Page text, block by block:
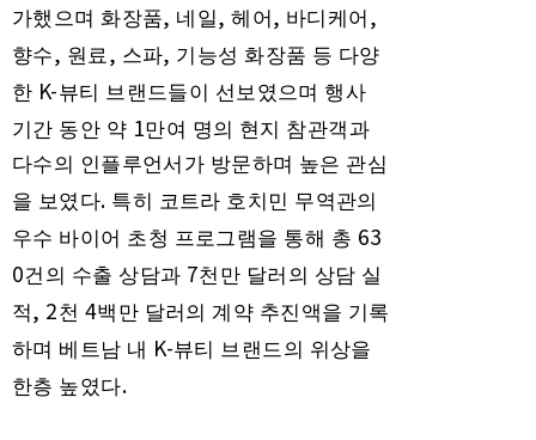
가했으며 화장품, 네일,헤어 , 바디케어 ,
향수, 원료, 스파, 기능성 화장품 등 다양
한 K-뷰티 브랜드들이 선보였으며 행사
기간 동안 약 1만여 명의 현지 참관객과
다수의 인플루언서가 방문하며 높은 관심
을 보였다. 특히 코트라 호치민 무역관의
우수 바이어 초청 프로그램을 통해 총 63
0건의 수출 상담과 7천만 달러의 상담 실
적, 2천 4백만 달러의 계약 추진액을 기록
하며 베트남 내 K-뷰티 브랜드의 위상을
한층 높였다.